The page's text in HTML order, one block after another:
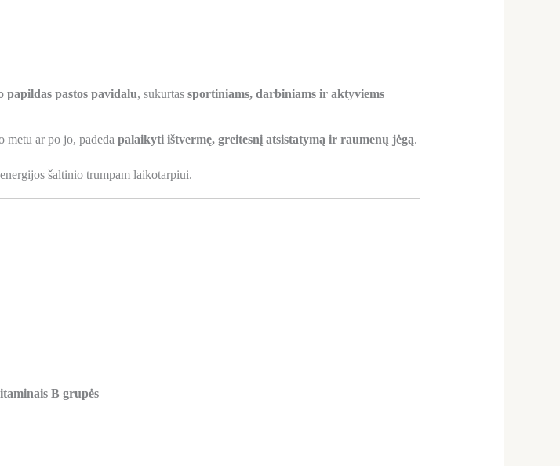
papildas pastos pavidalu, sukurtas sportiniams, darbiniams ir aktyviems
ar po jo, padeda palaikyti ištvermę, greitesnį atsistatymą ir raumenų jėgą.
šaltinio trumpam laikotarpiui.
B grupės